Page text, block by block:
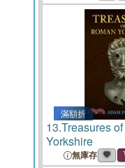
滿額折
13.Treasures
Yorkshire
無庫存